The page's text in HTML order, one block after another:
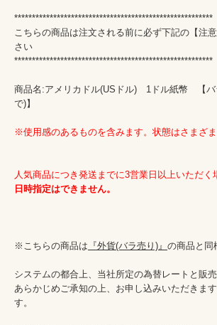
********************************************************
こちらの商品は注文される前に必ず下記の【注
さい
********************************************************
商品名:アメリカドル(USドル)　1ドル紙幣　【バ
で)】
※使用感のあるものを含みます。状態はさまざま
人気商品につき発送までに3営業日以上いただく
日時指定はできません。
※こちらの商品は 『外貨(バラ売り)』 の商品と同
システムの都合上、当社所定の為替レートと販売
あらかじめご承知の上、お申し込みいただきま
す。